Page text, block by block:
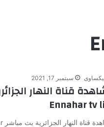
سبتمبر 17, 2021
قناة النهار
Ennahar tv